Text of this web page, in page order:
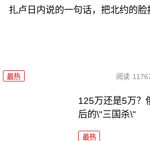
扎卢日内说的一句话，把北约的脸
最热 阅读
125万还是5万？
后的\"三国杀\"
最热